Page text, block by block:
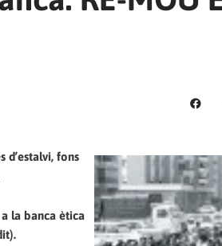
d’estalvi, fons
la banca ètica